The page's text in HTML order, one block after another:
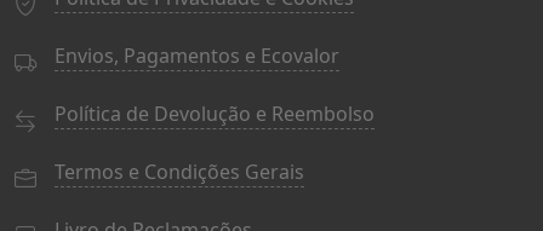
Envios, Pagamentos e Ecovalor
Política de Devolução e Reembolso
Termos e Condições Gerais